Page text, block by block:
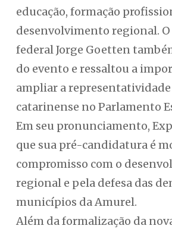
educação, formação
desenvolvimento regional.
federal Jorge Goetten
do evento e ressaltou a
ampliar a representatividade
catarinense no Parlamento
Em seu pronunciamento,
que sua pré-candidatura é
compromisso com o
regional e pela defesa das
municípios da Amurel.
Além da formalização da